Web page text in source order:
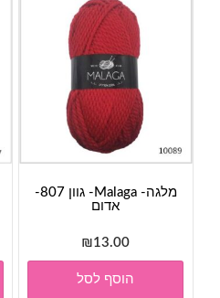
מלגה- Malaga- גוון 807-
אדום
₪13.00
הוסף לסל